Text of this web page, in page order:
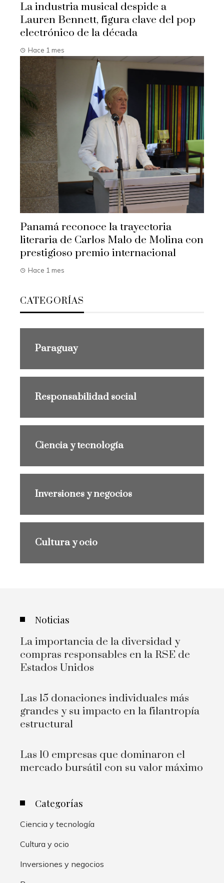
La industria musical despide a
Lauren Bennett, figura clave del pop
electrónico de la década
Hace 1 mes
Panamá reconoce la trayectoria
literaria de Carlos Malo de Molina con
prestigioso premio internacional
Hace 1 mes
CATEGORÍAS
Paraguay
Responsabilidad social
Ciencia y tecnología
Inversiones y negocios
Cultura y ocio
Noticias
La importancia de la diversidad y
compras responsables en la RSE de
Estados Unidos
Las 15 donaciones individuales más
grandes y su impacto en la filantropía
estructural
Las 10 empresas que dominaron el
mercado bursátil con su valor máximo
Categorías
Ciencia y tecnología
Cultura y ocio
Inversiones y negocios